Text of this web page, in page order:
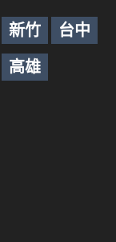
新竹 台中
高雄